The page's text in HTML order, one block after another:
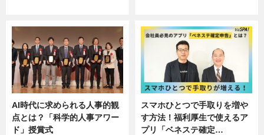
AI時代に求められる人事的観
点とは？「科学的人事アワー
ド」授賞式
スマホひとつで手取りを増や
す方法！福利厚生で使えるア
プリ「ベネステ確定…